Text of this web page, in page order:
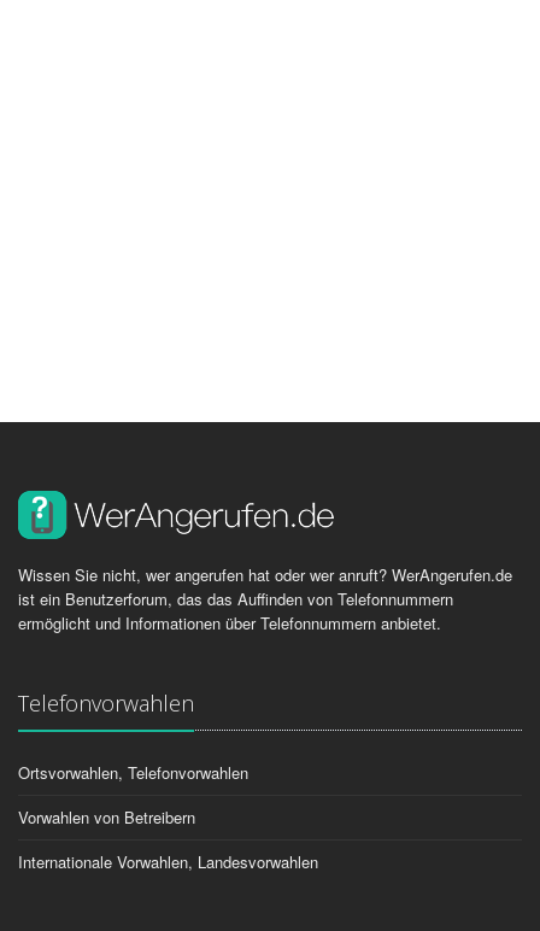
Wissen Sie nicht, wer angerufen hat oder wer anruft? WerAngerufen.de
ist ein Benutzerforum, das das Auffinden von Telefonnummern
ermöglicht und Informationen über Telefonnummern anbietet.
Telefonvorwahlen
Ortsvorwahlen, Telefonvorwahlen
Vorwahlen von Betreibern
Internationale Vorwahlen, Landesvorwahlen